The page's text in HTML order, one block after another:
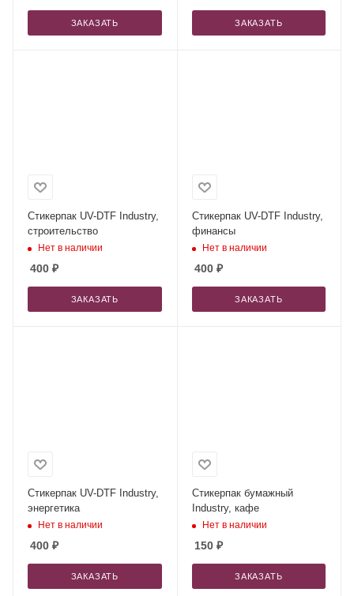
ЗАКАЗАТЬ ЗАКАЗАТЬ
Стикерпак UV-DTF Industry,
строительство
Нет в наличии
400 ₽
ЗАКАЗАТЬ
Стикерпак UV-DTF Industry,
финансы
Нет в наличии
400₽
ЗАКАЗАТЬ
Стикерпак UV-DTF Industry,
энергетика
Нет в наличии
400 ₽
ЗАКАЗАТЬ
Стикерпак бумажный
Industry, кафе
Нет в наличии
150₽
ЗАКАЗАТЬ